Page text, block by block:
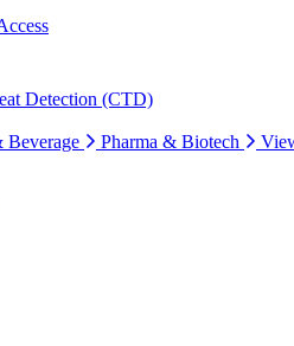
Detection (CTD)
Beverage Pharma & Biotech